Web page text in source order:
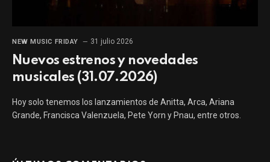
NEW MUSIC FRIDAY 31 julio 2026
Nuevos estrenos y novedades
musicales (31.07.2026)
Hoy solo tenemos los lanzamientos de Anitta, Arca, Ariana
Grande, Francisca Valenzuela, Pete Yorn y Pnau, entre otros.